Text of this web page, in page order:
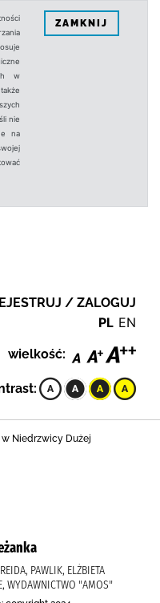
w
nie
na
ZAMKNIJ
/ ZALOGUJ
PL EN
wielkość:
Niedrzwicy Dużej
PAWLIK, ELŻBIETA
WYDAWNICTWO "AMOS"